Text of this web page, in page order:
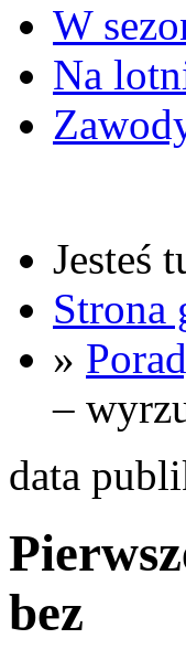
W
Na
Jesteś
Strona
»
–
data
bez